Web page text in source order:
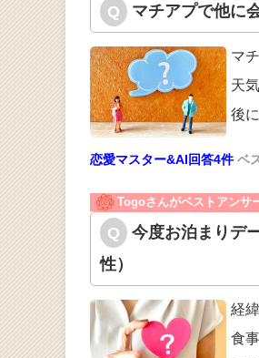
マチアプで他に
マ
天
後
恋愛マスター&AI回答4件 ベ
Togoさんがベストアンサ
今度お泊まりデ
性）
経
食